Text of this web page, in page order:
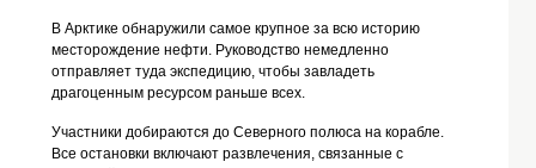
Провести тематическую вечеринку и отразить в ней
специфику работы компании
Концепция
Поздравьте коллег с Новым годом так, чтобы праздничный
вечер запомнился надолго. Подарите им сказочное